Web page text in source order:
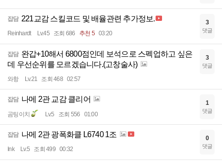
잡담 221교감 스킬코드 및 배율관련 추가정보.
Reinhardt Lv.45 조회 686 추천 5 03:20
3
댓글
잡담 완갑+10해서 6800점인데 보석으로 스펙업하고 싶은
데 우선순위를 모르겠습니다.(고창술사)
와항 Lv.21 조회 468 02:57
3
댓글
잡담 나메 2관 교감 클리어
곰팅이치 Lv.5 조회 556 01:00
1
댓글
잡담 나메 2관 광폭화클 L6740 1조
Ink Lv.5 조회 499 00:32
0
댓글